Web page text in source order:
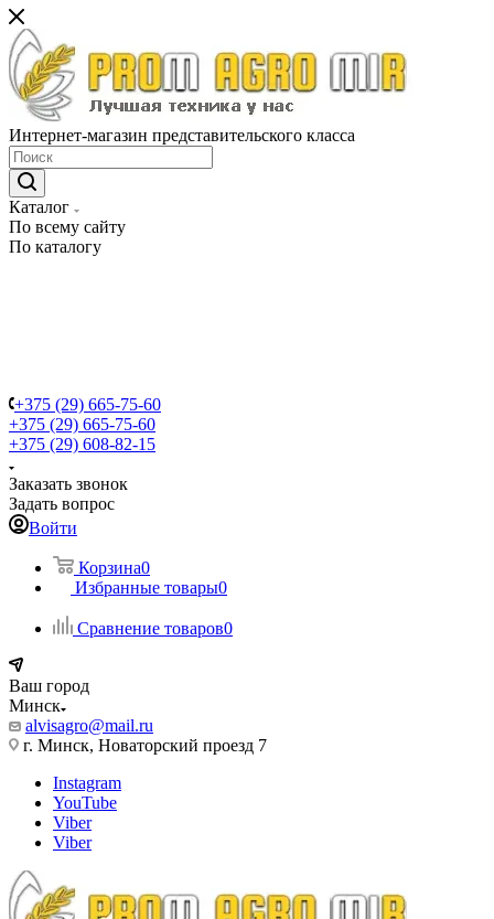
Интернет-магазин представительского класса
Каталог
По всему сайту
По каталогу
+375 (29) 665-75-60
+375 (29) 665-75-60
+375 (29) 608-82-15
Заказать звонок
Задать вопрос
Войти
Корзина0
Избранные товары0
Сравнение товаров0
Ваш город
Минск
alvisagro@mail.ru
г. Минск, Новаторский проезд 7
Instagram
YouTube
Viber
Viber